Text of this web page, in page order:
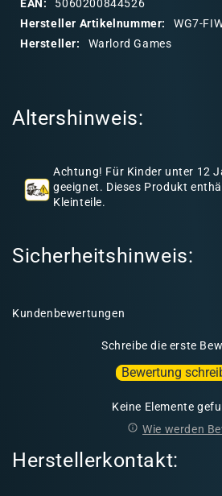
n
EAN:
5060200844526
Hersteller Artikelnummer:
WG7-
Hersteller:
Warlord Games
Altershinweis:
Achtung! Für Kinder unter 12
geeignet. Dieses Produkt
Kleinteile.
Sicherheitshinweis:
Kundenbewertungen
Schreibe die erste
Bewertung
Keine Elemente
Wie werden
Herstellerkontakt: